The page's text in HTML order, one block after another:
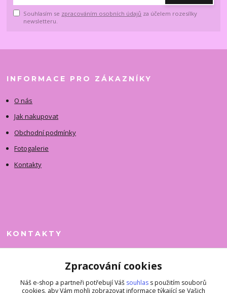
Souhlasím se zpracováním osobních údajů za účelem rozesílky
newsletteru.
INFORMACE PRO ZÁKAZNÍKY
O nás
Jak nakupovat
Obchodní podmínky
Fotogalerie
Kontakty
KONTAKTY
+420 731 390 323Zpracování cookies
Náš e-shop a partneři potřebují Váš souhlas s použitím souborů
cookies, aby Vám mohli zobrazovat informace týkající se Vašich